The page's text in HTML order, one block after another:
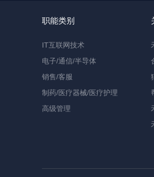
职能类别
IT互联网技术
电子/通信/半导体
销售/客服
制药/医疗器械/医疗护理
高级管理